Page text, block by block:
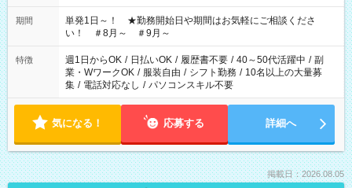
ださい！
期間
単発1日～！ ★勤務開始日や期間はお気軽にご相談くださ
い！ ＃8月～ ＃9月～
特徴 週1日からOK / 日払いOK / 履歴書不要 / 40～50代活躍中 / 副
業・WワークOK / 服装自由 / シフト勤務 / 10名以上の大量募
集 / 電話対応なし / パソコンスキル不要
気になる！ 応募する 詳細へ
掲載日：2026.08.05